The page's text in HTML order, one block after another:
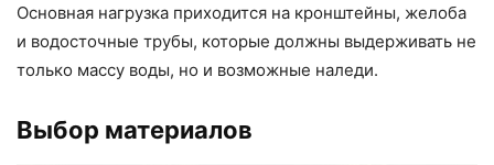
Основная нагрузка приходится на кронштейны, желоба
и водосточные трубы, которые должны выдерживать не
только массу воды, но и возможные наледи.
Выбор материалов